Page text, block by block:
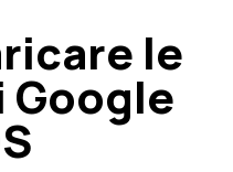
le
Google